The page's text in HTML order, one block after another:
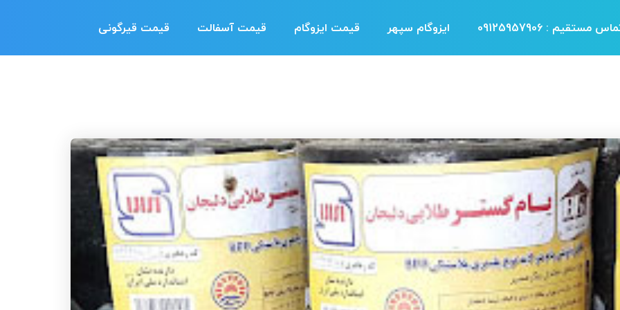
مستقیم : 09125957906 ایزوگام سپهر قیمت ایزوگام قیمت آسفالت قیمت قیرگونی